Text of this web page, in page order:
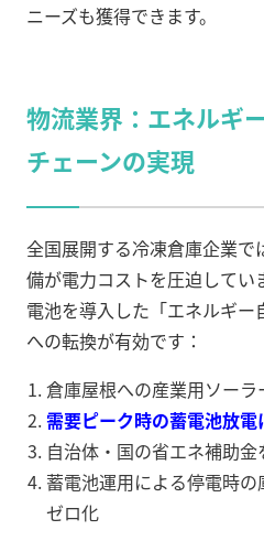
ニーズも獲得できます。
物流業界：エネルギ
チェーンの実現
全国展開する冷凍倉庫企業
備が電力コストを圧迫してい
電池を導入した「エネルギー
への転換が有効です：
倉庫屋根への産業用ソー
需要ピーク時の蓄電池放
自治体・国の省エネ補助
蓄電池運用による停電時
ゼロ化